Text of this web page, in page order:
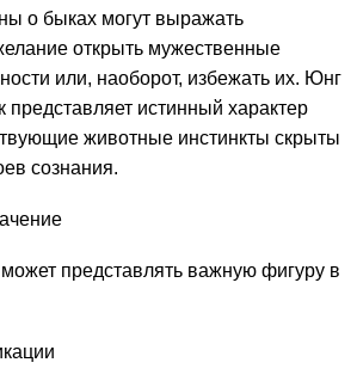
о быках могут выражать
открыть мужественные
или, наоборот, избежать их. Юнг
представляет истинный характер
животные инстинкты скрыты
сознания.
представлять важную фигуру в